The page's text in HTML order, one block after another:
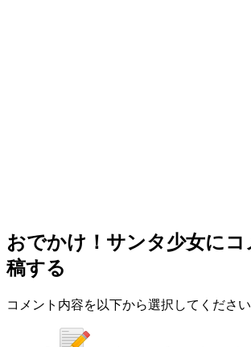
おでかけ！サンタ少女にコ
稿する
コメント内容を以下から選択してください